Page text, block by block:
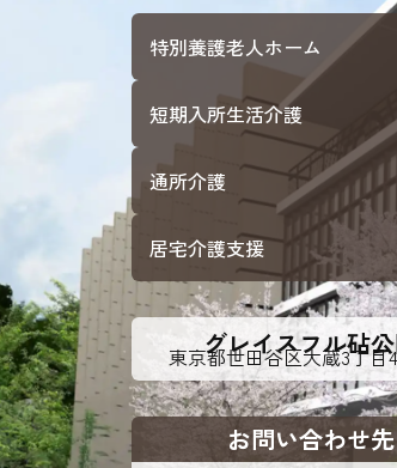
名古屋
目的 / 事業
目的
施設
認定
ジョ
サン
法
サン
お
特別養護老人ホーム
短期入所生活介護
通所介護
居宅介護支援
グレイスフル砧
東京都世田谷区大蔵3丁目
お問い合わせ先